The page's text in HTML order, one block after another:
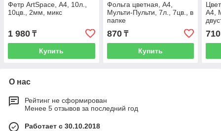
Фетр ArtSpace, А4, 10л.,
10цв., 2мм, микс
1 980 ₸
Купить
Фольга цветная, А4,
Мульти-Пульти, 7л., 7цв., в
папке
870₸
Купить
А4,
710
О нас
Рейтинг не сформирован
Менее 5 отзывов за последний год
Работает с 30.10.2018